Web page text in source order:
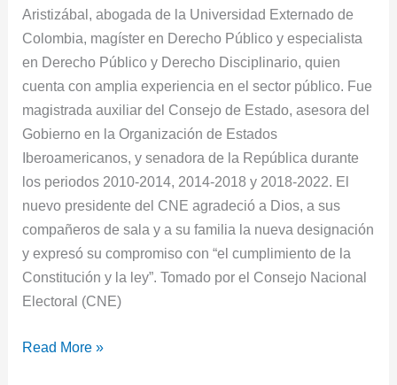
Aristizábal, abogada de la Universidad Externado de
Colombia, magíster en Derecho Público y especialista
en Derecho Público y Derecho Disciplinario, quien
cuenta con amplia experiencia en el sector público. Fue
magistrada auxiliar del Consejo de Estado, asesora del
Gobierno en la Organización de Estados
Iberoamericanos, y senadora de la República durante
los periodos 2010-2014, 2014-2018 y 2018-2022. El
nuevo presidente del CNE agradeció a Dios, a sus
compañeros de sala y a su familia la nueva designación
y expresó su compromiso con “el cumplimiento de la
Constitución y la ley”. Tomado por el Consejo Nacional
Electoral (CNE)
Read More »